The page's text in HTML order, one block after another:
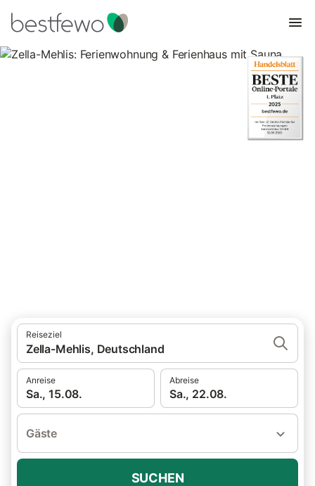
Reiseziel
Zella-Mehlis, Deutschland
Anreise
Sa., 15.08.
Abreise
Sa., 22.08.
Gäste
SUCHEN